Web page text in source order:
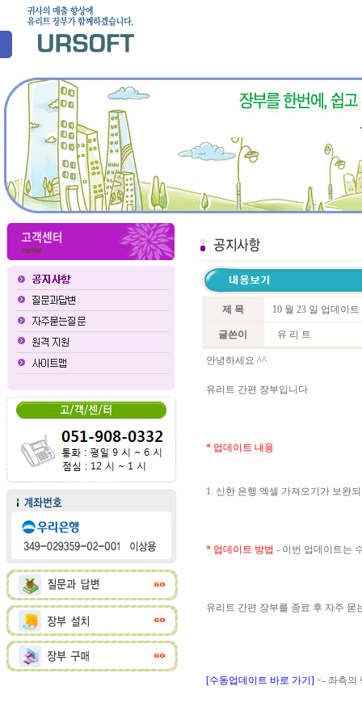
제 목 10 월 23 일 업데이
글쓴이 유 리 트
안녕하세요 ^^
유리트 간편 장부입니다
* 업데이트 내용
1. 신한 은행 엑셀 가져오기가 보완
* 업데이트 방법 - 이번 업데이트는
유리트 간편 장부를 종료 후 자주
[수동업데이트 바로 가기] <- 좌측의